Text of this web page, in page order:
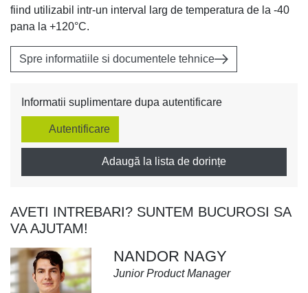
fiind utilizabil intr-un interval larg de temperatura de la -40
pana la +120°C.
Spre informatiile si documentele tehnice
Informatii suplimentare dupa autentificare
Autentificare
Adaugă la lista de dorințe
AVETI INTREBARI? SUNTEM BUCUROSI SA
VA AJUTAM!
NANDOR NAGY
Junior Product Manager